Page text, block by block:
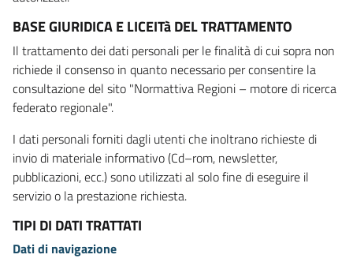
BASE GIURIDICA E LICEITà DEL TRATTAMENTO
Il trattamento dei dati personali per le finalità di cui sopra non
richiede il consenso in quanto necessario per consentire la
consultazione del sito "Normattiva Regioni – motore di ricerca
federato regionale".
I dati personali forniti dagli utenti che inoltrano richieste di
invio di materiale informativo (Cd–rom, newsletter,
pubblicazioni, ecc.) sono utilizzati al solo fine di eseguire il
servizio o la prestazione richiesta.
TIPI DI DATI TRATTATI
Dati di navigazione